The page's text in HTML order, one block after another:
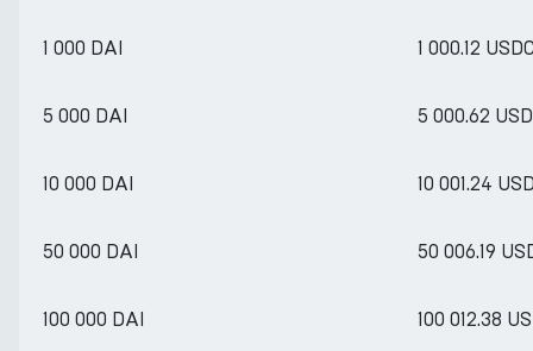
1 000 DAI 1 000.12
5 000 DAI 5 000.62
10 000 DAI 10 001.24
50 000 DAI 50 006.19
100 000 DAI 100 012.38